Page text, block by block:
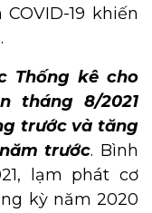
19 khiến
Thống kê cho
tháng 8/2021
trước và tăng
trước. Bình
lạm phát cơ
kỳ năm 2020